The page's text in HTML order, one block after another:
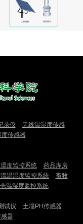
录仪
无线温湿度传感
传感器
度监控系统
药品库房
温湿度监控系统
畜牧
温湿度监控系统
试仪
土壤PH传感器
器